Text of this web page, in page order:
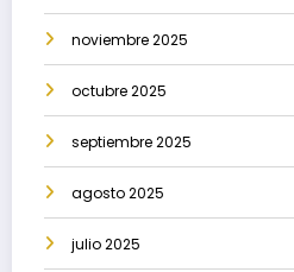
noviembre 2025
octubre 2025
septiembre 2025
agosto 2025
julio 2025